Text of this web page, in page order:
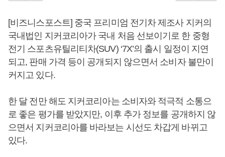
[비즈니스포스트] 중국 프리미엄 전기차 제조사 지커의
국내법인 지커코리아가 국내 처음 선보이기로 한 중형
전기 스포츠유틸리티차(SUV) ‘7X’의 출시 일정이 지연
되고, 판매 가격 등이 공개되지 않으면서 소비자 불만이
커지고 있다.
한 달 전만 해도 지커코리아는 소비자와 적극적 소통으
로 좋은 평가를 받았지만, 이후 추가 정보를 공개하지 않
으면서 지커코리아를 바라보는 시선도 차갑게 바뀌고
있다.